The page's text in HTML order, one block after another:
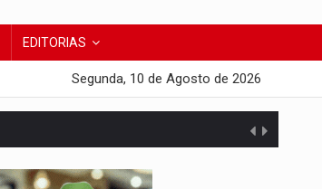
EDITORIAS
Segunda, 10 de Agosto de 2026